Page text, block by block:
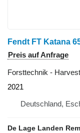
Fendt FT Katana
Preis auf Anfrage
Forsttechnik -
2021
Deutschland,
De Lage Landen